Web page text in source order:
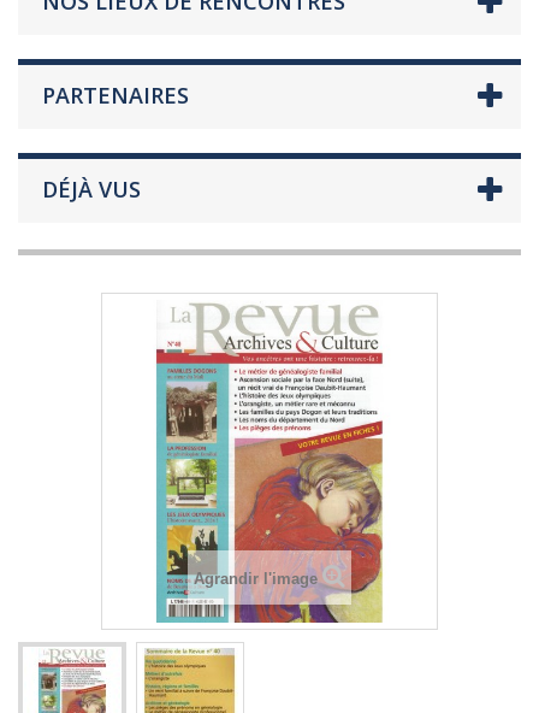
PARTENAIRES
DÉJÀ VUS
Agrandir l'image